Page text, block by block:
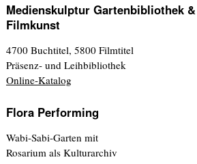
Medienskulptur Gartenbibliothek
Filmkunst
4700 Buchtitel, 5800 Filmtitel
Präsenz- und Leihbibliothek
Online-Katalog
Flora Performing
Wabi-Sabi-Garten mit
Rosarium als Kulturarchiv